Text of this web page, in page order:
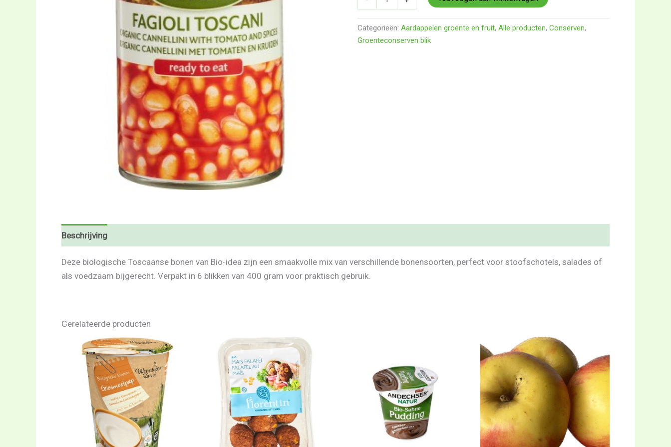
Categorieën: Aardappelen groente en fruit, Alle producten, Conserven,
Groenteconserven blik
Beschrijving
Deze biologische Toscaanse bonen van Bio-idea zijn een smaakvolle mix van verschillende bonensoorten, perfect voor stoofschotels, salades of
als voedzaam bijgerecht. Verpakt in 6 blikken van 400 gram voor praktisch gebruik.
Gerelateerde producten